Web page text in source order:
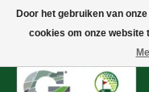
Snelle levering, gratis vanaf €
Door het gebruiken van
cookies om onze website